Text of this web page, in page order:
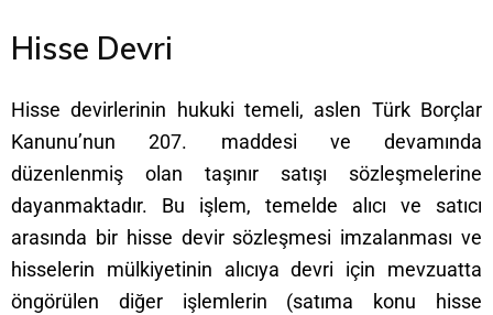
Hisse Devri
Hisse devirlerinin hukuki temeli, aslen Türk Borçlar
Kanunu’nun 207. maddesi ve devamında
düzenlenmiş olan taşınır satışı sözleşmelerine
dayanmaktadır. Bu işlem, temelde alıcı ve satıcı
arasında bir hisse devir sözleşmesi imzalanması ve
hisselerin mülkiyetinin alıcıya devri için mevzuatta
öngörülen diğer işlemlerin (satıma konu hisse